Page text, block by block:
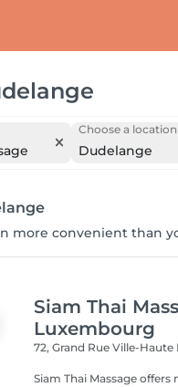
Choose a location
Dudelange
more convenient than
Siam Thai
Luxembourg
72, Grand RueVille-Haute
Siam Thai Massage